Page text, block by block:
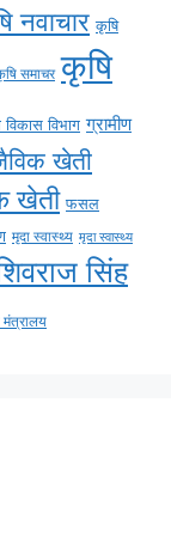
नवाचार कृषि
समाचर कृषि
विकास विभाग ग्रामीण
खेती
खेती फसल
मृदा स्वास्थ्य मृदा स्वास्थ्य
सिंह
मंत्रालय